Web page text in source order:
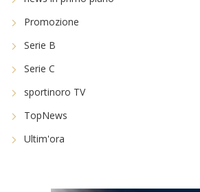
Promozione
Serie B
Serie C
sportinoro TV
TopNews
Ultim'ora